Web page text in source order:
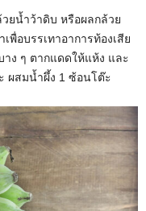
ยน้ำว้าดิบ หรือผลกล้วย
พื่อบรรเทาอาการท้องเสีย
ง ๆ ตากแดดให้แห้ง และ
ผสมน้ำผึ้ง 1 ซ้อนโต๊ะ